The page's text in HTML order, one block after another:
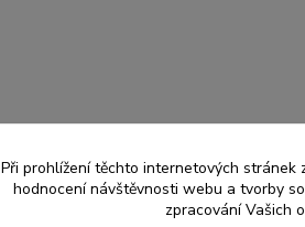
Při prohlížení těchto internetových stránek
hodnocení návštěvnosti webu a tvorby
zpracování Vašich